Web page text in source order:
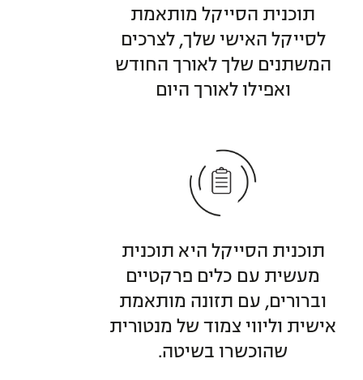
תוכנית הסייקל מותאמת
לסייקל האישי שלך, לצרכים
המשתנים שלך לאורך החודש
ואפילו לאורך היום
תוכנית הסייקל היא תוכנית
מעשית עם כלים פרקטיים
וברורים, עם תזונה מותאמת
אישית וליווי צמוד של מנטורית
שהוכשרו בשיטה.